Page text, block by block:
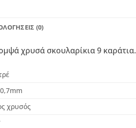
(0)
χρυσά σκουλαρίκια 9 καράτια.
χρυσός